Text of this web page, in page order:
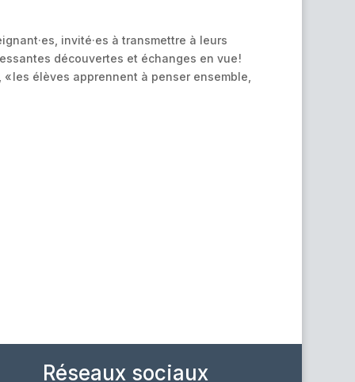
invité·es à transmettre à leurs
découvertes et échanges en vue !
les élèves apprennent à penser ensemble,
Réseaux sociaux